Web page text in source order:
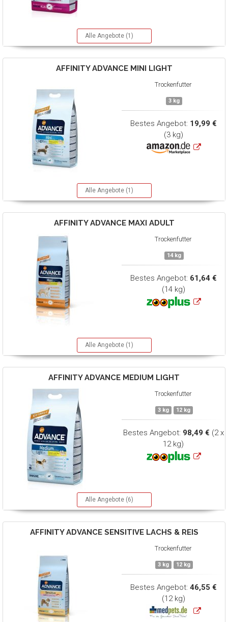
Alle Angebote (1)
AFFINITY ADVANCEMINI LIGHT
Trockenfutter
3 kg
Bestes Angebot: 19,99 €
(3 kg)
Alle Angebote (1)
AFFINITY ADVANCEMAXI ADULT
Trockenfutter
14 kg
Bestes Angebot: 61,64 €
(14 kg)
Alle Angebote (1)
AFFINITY ADVANCE MEDIUM LIGHT
Trockenfutter
3 kg 12 kg
Bestes Angebot: 98,49 € (2 x
12 kg)
Alle Angebote (6)
AFFINITY ADVANCESENSITIVE LACHS & REIS
Trockenfutter
3 kg 12 kg
Bestes Angebot: 46,55 €
(12 kg)